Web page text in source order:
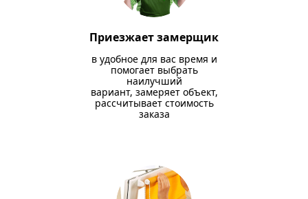
Приезжает замерщик
в удобное для вас время и
помогает выбрать
наилучший
вариант, замеряет объект,
рассчитывает стоимость
заказа